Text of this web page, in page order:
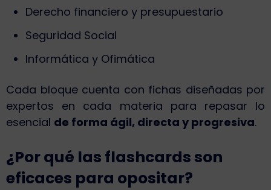
Derecho financiero y presupuestario
Seguridad Social
Informática y Ofimática
Cada bloque cuenta con fichas diseñadas por
expertos en cada materia para repasar lo
esencial de forma ágil, directa y progresiva.
¿Por qué las flashcards son
eficaces para opositar?